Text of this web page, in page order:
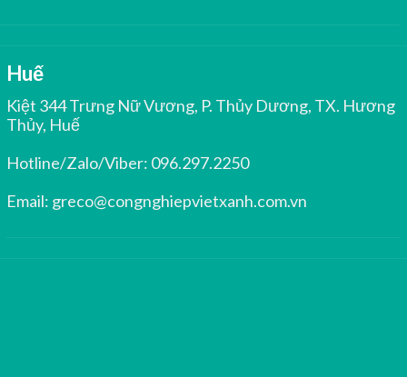
Huế
Kiệt 344 Trưng Nữ Vương, P. Thủy Dương, TX. Hương
Thủy, Huế
Hotline/Zalo/Viber: 096.297.2250
Email: greco@congnghiepvietxanh.com.vn